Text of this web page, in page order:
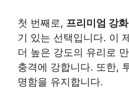
첫 번째로, 프리미엄 강
기 있는 선택입니다. 이
더 높은 강도의 유리로
충격에 강합니다. 또한,
명함을 유지합니다.